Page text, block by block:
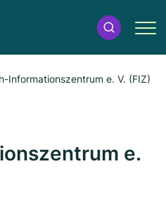
Informationszentrum e. V. (FIZ)
e.